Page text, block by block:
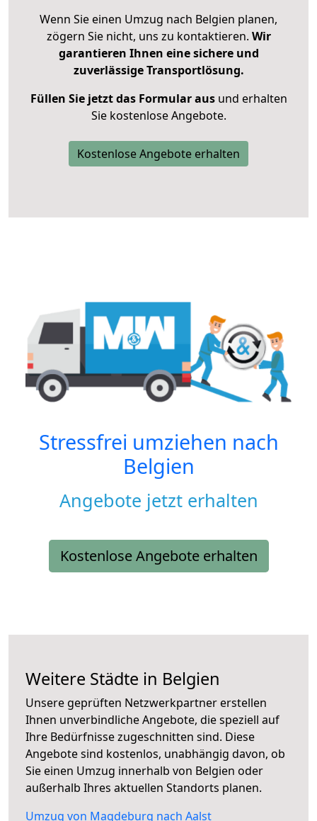
Wenn Sie einen Umzug nach Belgien planen,
zögern Sie nicht, uns zu kontaktieren. Wir
garantieren Ihnen eine sichere und
zuverlässige Transportlösung.
Füllen Sie jetzt das Formular ausund erhalten
Sie kostenlose Angebote.
Kostenlose Angebote erhalten
Stressfrei umziehen nach
Belgien
Angebote jetzt erhalten
Kostenlose Angebote erhalten
Weitere Städte in Belgien
Unsere geprüften Netzwerkpartner erstellen
Ihnen unverbindliche Angebote, die speziell auf
Ihre Bedürfnisse zugeschnitten sind. Diese
Angebote sind kostenlos, unabhängig davon, ob
Sie einen Umzug innerhalb von Belgien oder
außerhalb Ihres aktuellen Standorts planen.
Umzug von Magdeburg nach Aalst